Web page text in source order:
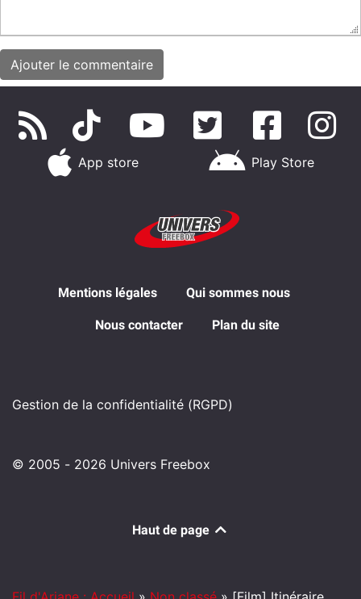
App store Play Store
Mentions légales Qui sommes nous
Nous contacter Plan du site
Gestion de la confidentialité (RGPD)
© 2005 - 2026 Univers Freebox
Haut de page